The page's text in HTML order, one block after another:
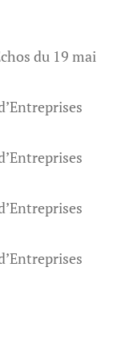
du 19 mai